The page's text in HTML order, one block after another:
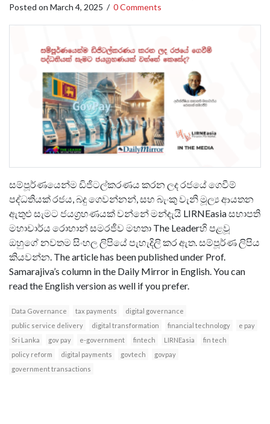
Posted on March 4, 2025 / 0 Comments
සම්පූර්ණයෙන්ම ඩිජිටල්කරණය කරන ලද රජයේ ගෙවීම්
පද්ධතියක් රජය, බදු ගෙවන්නන්, සහ බැංකු වැනි මූල්‍ය ආයතන
ඇතුළු සැමට ජයග්‍රහණයක් වන්නේ මන්දැයි LIRNEasia සභාපති
මහාචාර්ය රොහාන් සමරජීව මහතා The Leaderහි පළවූ
ඔහුගේ නවතම සිංහල ලිපියේ පැහැදිලි කර ඇත. සම්පූර්ණ ලිපිය
කියවන්න. The article has been published under Prof.
Samarajiva’s column in the Daily Mirror in English. You can
read the English version as well if you prefer.
Data Governance tax payments
digital governance
public service delivery
digital transformation financial technology
e pay
Sri Lanka
gov pay e-government fintech LIRNEasia
fin tech
policy reform
digital payments govtech
govpay
government transactions